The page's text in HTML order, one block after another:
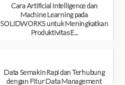
Cara Artificial Intelligence dan
Machine Learning pada
SOLIDWORKS untuk Meningkatkan
Produktivitas E...
Data Semakin Rapi dan Terhubung
dengan Fitur Data Management